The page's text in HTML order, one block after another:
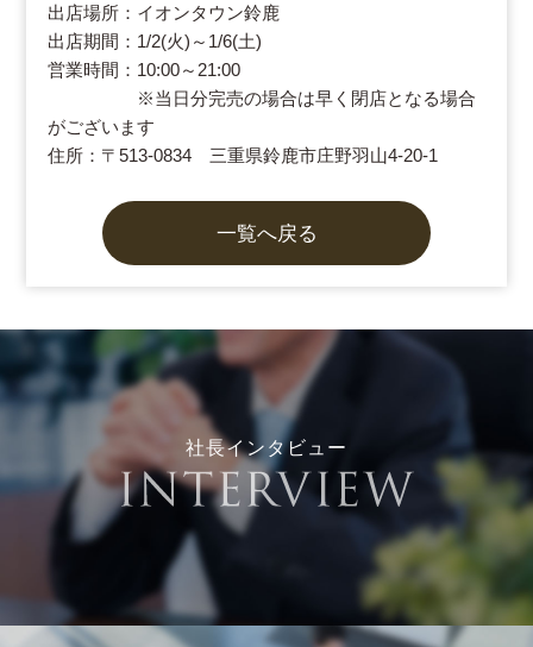
出店場所：イオンタウン鈴鹿
出店期間：1/2(火)～1/6(土)
営業時間：10:00～21:00
※当日分完売の場合は早く閉店となる場合
がございます
住所：〒513-0834 三重県鈴鹿市庄野羽山4-20-1
一覧へ戻る
社長インタビュー